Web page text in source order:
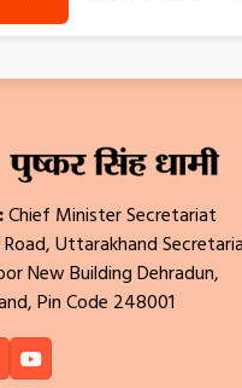
Chief Minister Secretariat
Road, Uttarakhand
New Building Dehradun,
Pin Code 248001